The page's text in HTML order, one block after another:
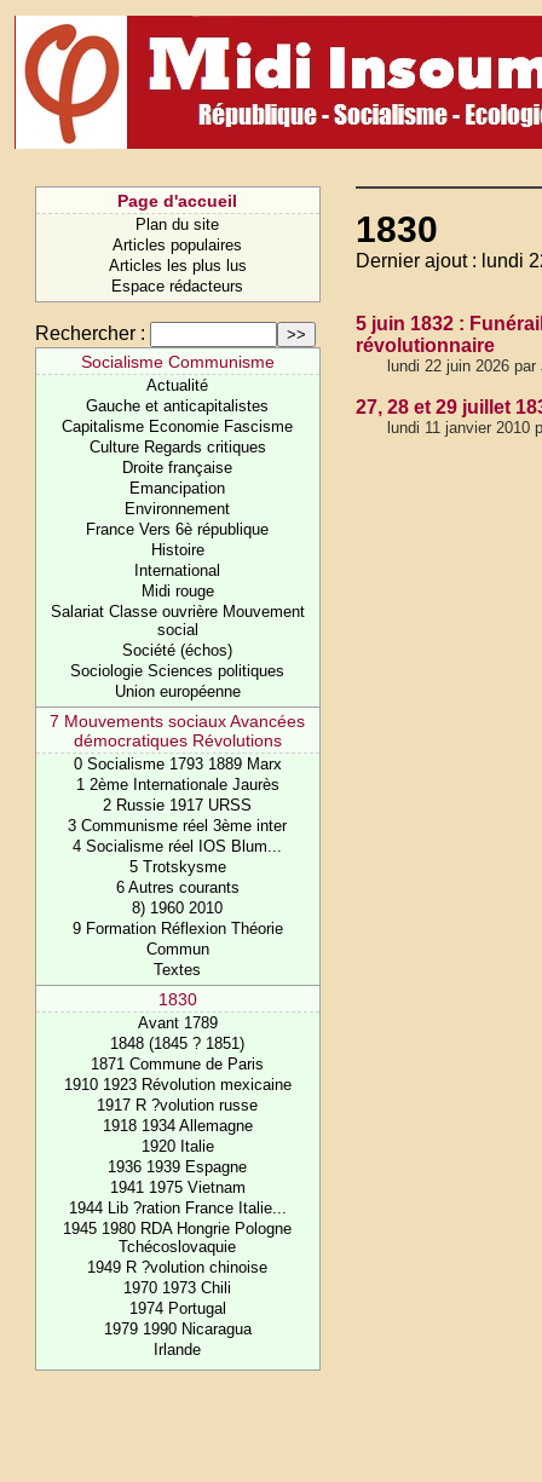
Page d'accueil
Plan du site
Articles populaires
Articles les plus lus
Espace rédacteurs
Rechercher :
Socialisme Communisme
Actualité
Gauche et anticapitalistes
Capitalisme Economie Fascisme
Culture Regards critiques
Droite française
Emancipation
Environnement
France Vers 6è république
Histoire
International
Midi rouge
Salariat Classe ouvrière Mouvement
social
Société (échos)
Sociologie Sciences politiques
Union européenne
7 Mouvements sociaux Avancées
démocratiques Révolutions
0 Socialisme 1793 1889 Marx
1 2ème Internationale Jaurès
2 Russie 1917 URSS
3 Communisme réel 3ème inter
4 Socialisme réel IOS Blum...
5 Trotskysme
6 Autres courants
8) 1960 2010
9 Formation Réflexion Théorie
Commun
Textes
1830
Avant 1789
1848 (1845 ? 1851)
1871 Commune de Paris
1910 1923 Révolution mexicaine
1917 R ?volution russe
1918 1934 Allemagne
1920 Italie
1936 1939 Espagne
1941 1975 Vietnam
1944 Lib ?ration France Italie...
1945 1980 RDA Hongrie Pologne
Tchécoslovaquie
1949 R ?volution chinoise
1970 1973 Chili
1974 Portugal
1979 1990 Nicaragua
Irlande
1830
Dernier ajout : lundi
5 juin 1832 :
révolutionnaire
lundi 22 juin 2026
27, 28 et 29 juillet
lundi 11 janvier 2010